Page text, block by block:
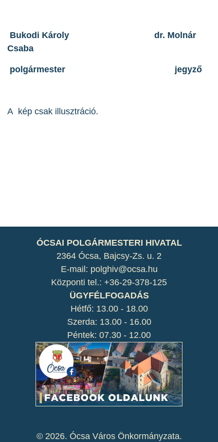
Bukodi Károly dr. Molnár
Csaba
polgármester jegyző
A kép csak illusztráció.
ÓCSAI POLGÁRMESTERI HIVATAL
2364 Ócsa, Bajcsy-Zs. u. 2
E-mail: polghiv@ocsa.hu
Központi tel.: +36-29-378-125
ÜGYFÉLFOGADÁS
Hétfő: 13.00 - 18.00
Szerda: 13.00 - 16.00
Péntek: 07.30 - 12.00
© 2026. Ócsa Város Önkormányzata.